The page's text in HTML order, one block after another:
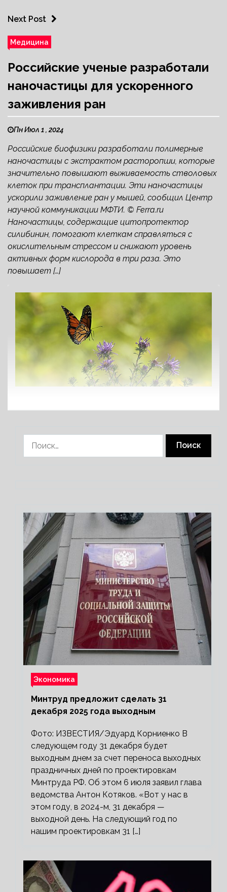
Next Post
Медицина
Российские ученые разработали
наночастицы для ускоренного
заживления ран
Пн Июл 1 , 2024
Российские биофизики разработали полимерные
наночастицы с экстрактом расторопши, которые
значительно повышают выживаемость стволовых
клеток при трансплантации. Эти наночастицы
ускорили заживление ран у мышей, сообщил Центр
научной коммуникации МФТИ. © Ferra.ru
Наночастицы, содержащие цитопротектор
силибинин, помогают клеткам справляться с
окислительным стрессом и снижают уровень
активных форм кислорода в три раза. Это
повышает […]
Экономика
Минтруд предложит сделать 31
декабря 2025 года выходным
Фото: ИЗВЕСТИЯ/Эдуард Корниенко В
следующем году 31 декабря будет
выходным днем за счет переноса выходных
праздничных дней по проектировкам
Минтруда РФ. Об этом 6 июля заявил глава
ведомства Антон Котяков. «Вот у нас в
этом году, в 2024-м, 31 декабря —
выходной день. На следующий год по
нашим проектировкам 31 […]